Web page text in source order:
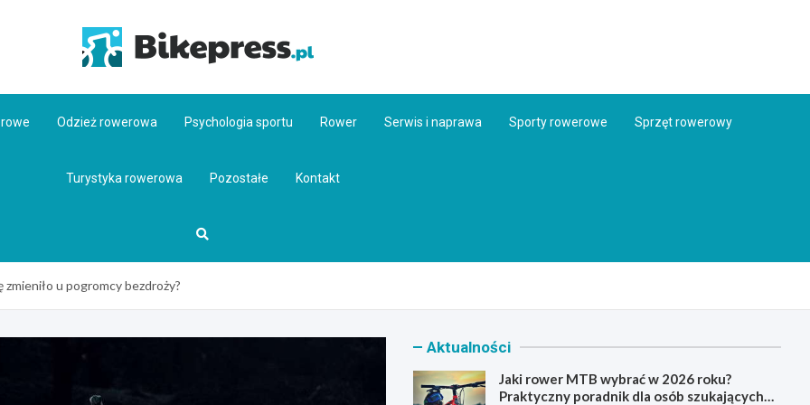
Odzież rowerowa Psychologia sportu Rower Serwis i naprawa Sporty rowerowe Sprzęt rowerowy
Turystyka rowerowa Pozostałe Kontakt
u pogromcy bezdroży?
Aktualności
Jaki rower MTB wybrać w 2026 roku?
Praktyczny poradnik dla osób szukających